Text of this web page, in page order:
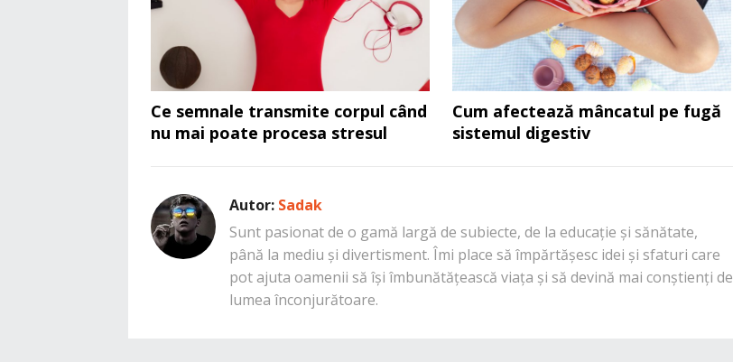
Ce semnale transmite corpul când
nu mai poate procesa stresul
Cum afectează mâncatul pe fugă
sistemul digestiv
Autor: Sadak
Sunt pasionat de o gamă largă de subiecte, de la educație și sănătate,
până la mediu și divertisment. Îmi place să împărtășesc idei și sfaturi care
pot ajuta oamenii să își îmbunătățească viața și să devină mai conștienți de
lumea înconjurătoare.